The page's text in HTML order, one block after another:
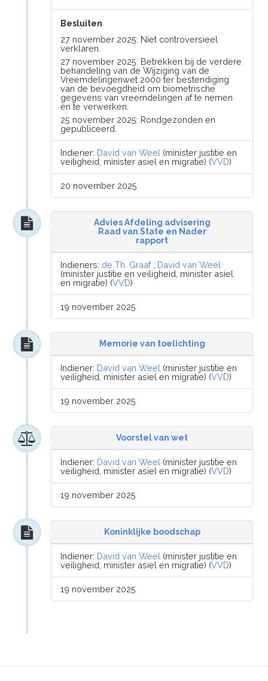
Besluiten
27 november 2025: Niet controversieel
verklaren.
27 november 2025: Betrekken bij de verdere
behandeling van de Wijziging van de
Vreemdelingenwet 2000 ter bestendiging
van de bevoegdheid om biometrische
gegevens van vreemdelingen af te nemen
en te verwerken.
25 november 2025: Rondgezonden en
gepubliceerd.
Indiener: David van Weel (minister justitie en
veiligheid, minister asiel en migratie) (VVD)
20 november 2025
Advies Afdeling advisering
Raad van State en Nader
rapport
Indieners: de Th. Graaf, David van Weel
(minister justitie en veiligheid, minister asiel
en migratie) (VVD)
19 november 2025
Memorie van toelichting
Indiener: David van Weel (minister justitie en
veiligheid, minister asiel en migratie) (VVD)
19 november 2025
Voorstel van wet
Indiener: David van Weel (minister justitie en
veiligheid, minister asiel en migratie) (VVD)
19 november 2025
Koninklijke boodschap
Indiener: David van Weel (minister justitie en
veiligheid, minister asiel en migratie) (VVD)
19 november 2025